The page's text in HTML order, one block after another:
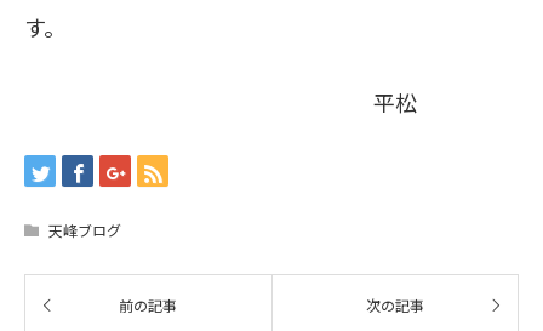
す。
平松
天峰ブログ